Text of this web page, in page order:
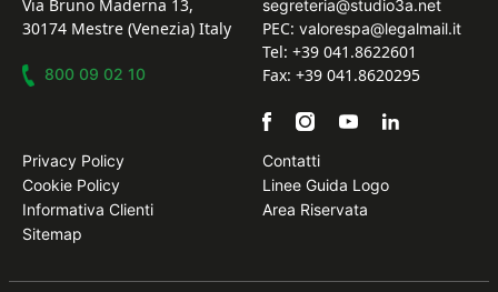
Via Bruno Maderna 13,
30174 Mestre (Venezia) Italy
800 09 02 10
segreteria@studio3a.net
PEC: valorespa@legalmail.it
Tel: +39 041.8622601
Fax: +39 041.8620295
Privacy Policy
Cookie Policy
Informativa Clienti
Sitemap
Contatti
Linee Guida Logo
Area Riservata